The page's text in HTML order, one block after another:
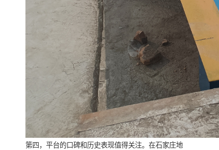
第四，平台的口碑和历史表现值得关注。在石家庄地